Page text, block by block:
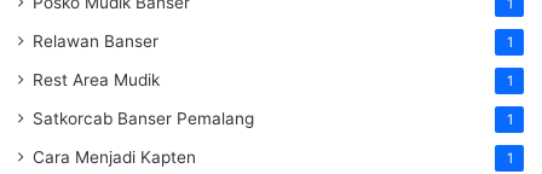
1
Relawan Banser 1
Rest Area Mudik 1
Satkorcab Banser Pemalang 1
Cara Menjadi Kapten 1